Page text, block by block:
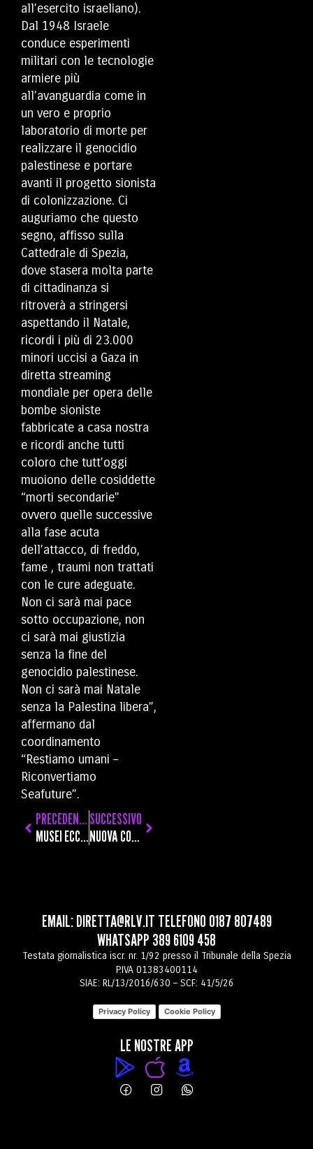
all’esercito israeliano).
Dal 1948 Israele
conduce esperimenti
militari con le tecnologie
armiere più
all’avanguardia come in
un vero e proprio
laboratorio di morte per
realizzare il genocidio
palestinese e portare
avanti il progetto sionista
di colonizzazione. Ci
auguriamo che questo
segno, affisso sulla
Cattedrale di Spezia,
dove stasera molta parte
di cittadinanza si
ritroverà a stringersi
aspettando il Natale,
ricordi i più di 23.000
minori uccisi a Gaza in
diretta streaming
mondiale per opera delle
bombe sioniste
fabbricate a casa nostra
e ricordi anche tutti
coloro che tutt’oggi
muoiono delle cosiddette
“morti secondarie”
ovvero quelle successive
alla fase acuta
dell’attacco, di freddo,
fame , traumi non trattati
con le cure adeguate.
Non ci sarà mai pace
sotto occupazione, non
ci sarà mai giustizia
senza la fine del
genocidio palestinese.
Non ci sarà mai Natale
senza la Palestina libera”,
affermano dal
coordinamento
“Restiamo umani –
Riconvertiamo
Seafuture”.
PRECEDENTE
MUSEI ECCLESIASTICI, NON SOLO FEDE: LA DIRETTRICE SISTI SVELA IL MUSEO DIOCESANO DI SARZANA
SUCCESSIVO
NUOVA CONFIGURAZIONE PER IL MOLO GARIBALDI: VIA LIBERA ALLA CONCESSIONE SUPPLETIVA PER LSCT
EMAIL:DIRETTA@RLV.IT TELEFONO 0187 807489
WHATSAPP 389 6109 458
Testata giornalistica iscr. nr. 1/92 presso il Tribunale della Spezia
P.IVA 01383400114
SIAE: RL/13/2016/630 – SCF: 41/5/26
Privacy Policy Cookie Policy
LE NOSTRE APP